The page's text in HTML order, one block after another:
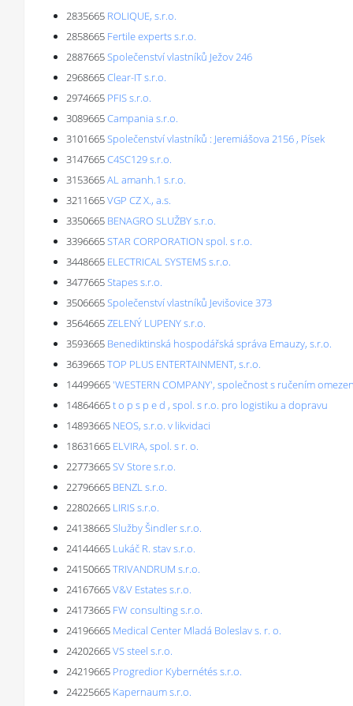
2835665 ROLIQUE, s.r.o.
2858665 Fertile experts s.r.o.
2887665Společenství vlastníků Ježov 246
2968665Clear-IT s.r.o.
2974665 PFIS s.r.o.
3089665Campania s.r.o.
3101665Společenství vlastníků : Jeremiášova 2156 , Písek
3147665C4SC129 s.r.o.
3153665AL amanh.1 s.r.o.
3211665VGP CZ X., a.s.
3350665 BENAGRO SLUŽBY s.r.o.
3396665STAR CORPORATION spol. s r.o.
3448665 ELECTRICAL SYSTEMS s.r.o.
3477665Stapes s.r.o.
3506665Společenství vlastníků Jevišovice 373
3564665ZELENÝ LUPENY s.r.o.
3593665 Benediktinská hospodářská správa Emauzy, s.r.o.
3639665TOP PLUS ENTERTAINMENT, s.r.o.
14499665'WESTERN COMPANY', společnost s ručením
14864665t o p s p e d , spol. s r.o. pro logistiku a dopravu
14893665 NEOS, s.r.o. v likvidaci
18631665 ELVIRA, spol. s r. o.
22773665SV Store s.r.o.
22796665 BENZL s.r.o.
22802665 LIRIS s.r.o.
24138665Služby Šindler s.r.o.
24144665 Lukáč R. stav s.r.o.
24150665TRIVANDRUM s.r.o.
24167665V&V Estates s.r.o.
24173665 FW consulting s.r.o.
24196665 Medical Center Mladá Boleslav s. r. o.
24202665VS steel s.r.o.
24219665 Progredior Kybernétés s.r.o.
24225665 Kapernaum s.r.o.